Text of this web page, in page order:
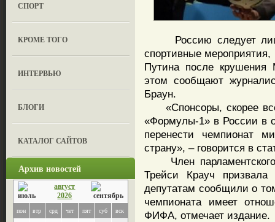
СПОРТ
КРОМЕ ТОГО
ИНТЕРВЬЮ
БЛОГИ
КАТАЛОГ САЙТОВ
Архив новостей
август
2026
пон втр срд чет пят суб вск
Россию следует
спортивные
Путина после крушения
этом сообщают
Браун.
«Спонсоры, скорее
«Формулы-1» в России в
перенести чемпионат
страну», – говорится в
Член парламентского
Трейси Крауч
депутатам сообщили о
чемпионата имеет
ФИФА, отмечает издание.